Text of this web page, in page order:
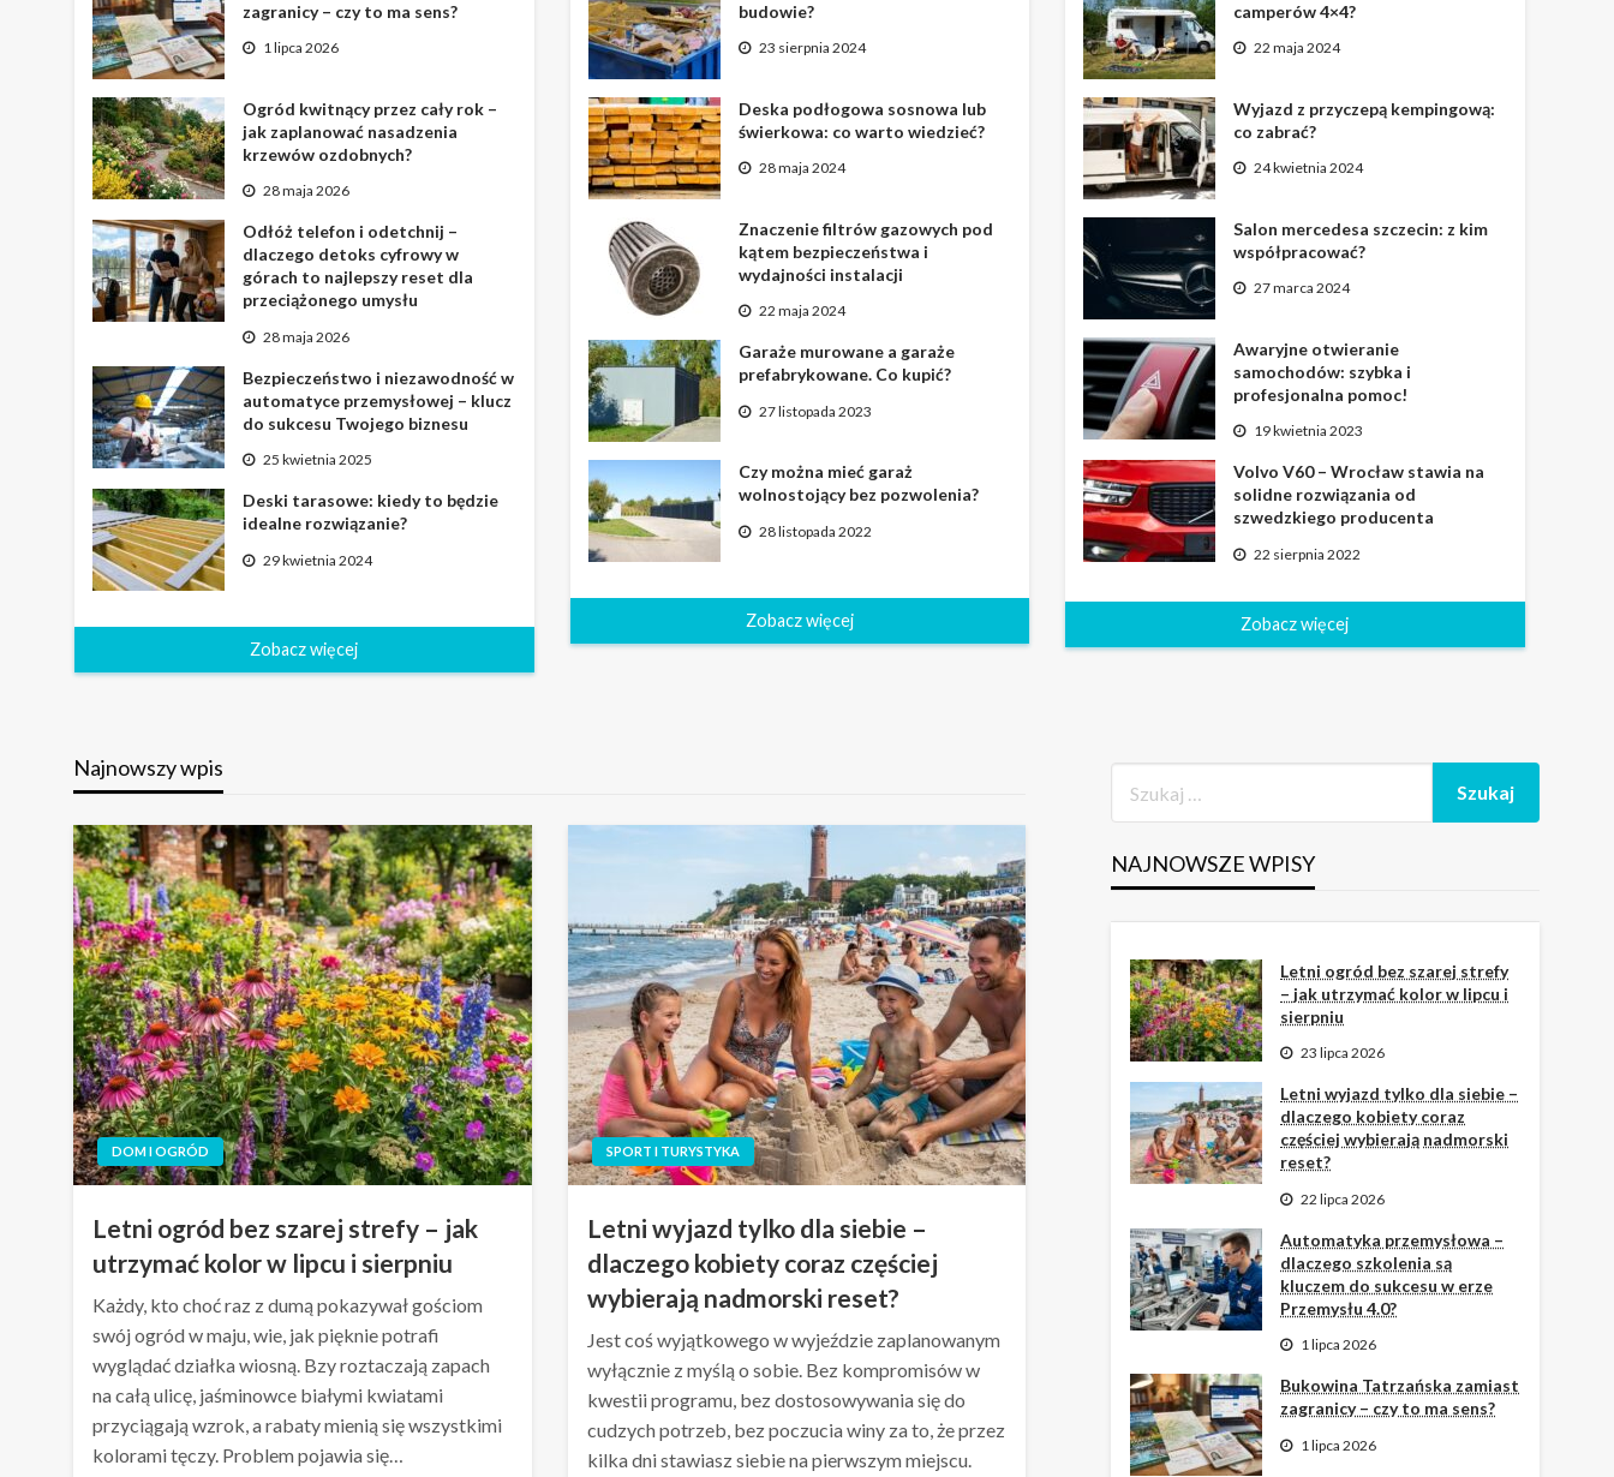
zagranicy – czy to ma sens?
1 lipca 2026
Ogród kwitnący przez cały rok –
jak zaplanować nasadzenia
krzewów ozdobnych?
28 maja 2026
Odłóż telefon i odetchnij –
dlaczego detoks cyfrowy w
górach to najlepszy reset dla
przeciążonego umysłu
28 maja 2026
Bezpieczeństwo i niezawodność w
automatyce przemysłowej – klucz
do sukcesu Twojego biznesu
25 kwietnia 2025
Deski tarasowe: kiedy to będzie
idealne rozwiązanie?
29 kwietnia 2024
Zobacz więcej
budowie?
23 sierpnia 2024
Deska podłogowa sosnowa lub
świerkowa: co warto wiedzieć?
28 maja 2024
Znaczenie filtrów gazowych pod
kątem bezpieczeństwa i
wydajności instalacji
22 maja 2024
Garaże murowane a garaże
prefabrykowane. Co kupić?
27 listopada 2023
Czy można mieć garaż
wolnostojący bez pozwolenia?
28 listopada 2022
Zobacz więcej
camperów 4×4?
22 maja 2024
Wyjazd z przyczepą kempingową:
co zabrać?
24 kwietnia 2024
Salon mercedesa szczecin: z kim
współpracować?
27 marca 2024
Awaryjne otwieranie
samochodów: szybka i
profesjonalna pomoc!
19 kwietnia 2023
Volvo V60 – Wrocław stawia na
solidne rozwiązania od
szwedzkiego producenta
22 sierpnia 2022
Zobacz więcej
Najnowszy wpis
DOM I OGRÓD
Letni ogród bez szarej strefy – jak
utrzymać kolor w lipcu i sierpniu
Każdy, kto choć raz z dumą pokazywał gościom
swój ogród w maju, wie, jak pięknie potrafi
wyglądać działka wiosną. Bzy roztaczają zapach
na całą ulicę, jaśminowce białymi kwiatami
przyciągają wzrok, a rabaty mienią się wszystkimi
kolorami tęczy. Problem pojawia się…
SPORT I TURYSTYKA
Letni wyjazd tylko dla siebie –
dlaczego kobiety coraz częściej
wybierają nadmorski reset?
Jest coś wyjątkowego w wyjeździe zaplanowanym
wyłącznie z myślą o sobie. Bez kompromisów w
kwestii programu, bez dostosowywania się do
cudzych potrzeb, bez poczucia winy za to, że przez
kilka dni stawiasz siebie na pierwszym miejscu.
NAJNOWSZE WPISY
Letni ogród bez szarej strefy
– jak utrzymać kolor w lipcu i
sierpniu
23 lipca 2026
Letni wyjazd tylko dla siebie –
dlaczego kobiety coraz
częściej wybierają nadmorski
reset?
22 lipca 2026
Automatyka przemysłowa –
dlaczego szkolenia są
kluczem do sukcesu w erze
Przemysłu 4.0?
1 lipca 2026
Bukowina Tatrzańska zamiast
zagranicy – czy to ma sens?
1 lipca 2026